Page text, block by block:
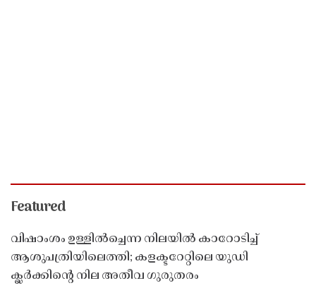
Featured
വിഷാംശം ഉള്ളിൽച്ചെന്ന നിലയിൽ കാറോടിച്ച്
ആശുപത്രിയിലെത്തി; കളക്ടറേറ്റിലെ യുഡി
ക്ലർക്കിൻ്റെ നില അതീവ ഗുരുതരം